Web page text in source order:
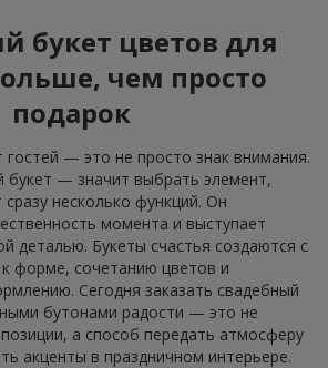
букет цветов для
чем просто
подарок
гостей — это не просто знак внимания.
букет — значит выбрать элемент,
несколько функций. Он
момента и выступает
деталью. Букеты счастья создаются с
форме, сочетанию цветов и
Сегодня заказать свадебный
бутонами радости — это не
а способ передать атмосферу
акценты в праздничном интерьере.